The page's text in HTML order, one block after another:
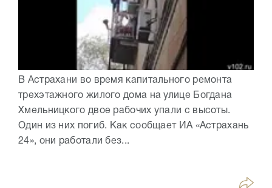
В Астрахани во время капитального ремонта
трехэтажного жилого дома на улице Богдана
Хмельницкого двое рабочих упали с высоты.
Один из них погиб. Как сообщает ИА «Астрахань
24», они работали без...